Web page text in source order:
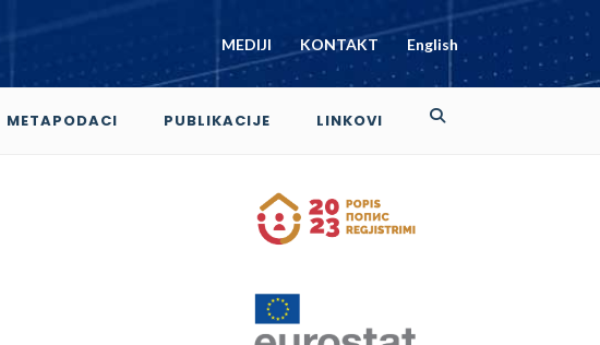
MEDIJI KONTAKT English
METAPODACI PUBLIKACIJE LINKOVI